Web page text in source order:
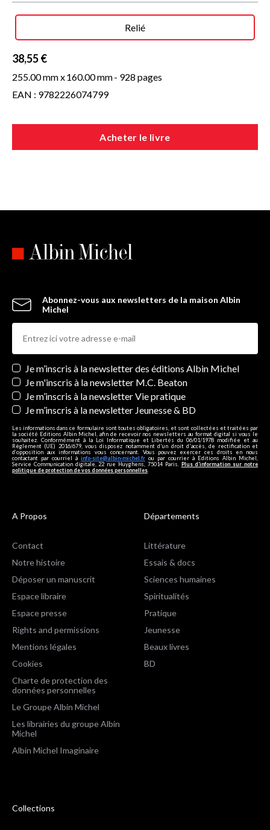
Relié
38,55 €
255.00 mm x160.00 mm- 928 pages
EAN : 9782226074799
Acheter le livre
Abonnez-vous aux newsletters de la maison Albin
Michel
Newsletters
Je m’inscris à la newsletter des éditions Albin Michel
Je m'inscris à la newsletter M.C. Beaton
Je m’inscris à la newsletter Vie pratique
Je m’inscris à la newsletter Jeunesse & BD
Les informations dans ce formulaire sont toutes obligatoires, et sont collectées et traitées par
la société Editions Albin Michel, afin de recevoir nos newsletters au format digital si vous le
souhaitez. Conformément à la Loi Informatique et Libertés du 06/01/1978 modifiée et au
Règlement (UE) 2016/679, vous disposez notamment d'un droit d'accès, de rectification et
d’opposition aux informations vous concernant. Vous pouvez exercer ces droits en nous
contactant par courriel à info-site@albin-michel.fr ou par courrier à Editions Albin Michel,
Service Communication digitale, 22 rue Huyghens, 75014 Paris. Plus d’information sur notre
politique de protection de vos données personnelles.
A Propos
Contact
Notre histoire
Déposer un manuscrit
Espace libraire
Espace presse
Rights and permissions
Mentions légales
Cookies
Charte de protection des
données personnelles
Le Groupe Albin Michel
Les librairies du groupe Albin
Michel
Albin Michel Imaginaire
Départements
Littérature
Essais & docs
Sciences humaines
Spiritualités
Pratique
Jeunesse
Beaux livres
BD
Collections